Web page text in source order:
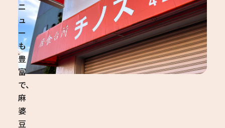
ニ
ュ
ー
も
豊
富
で、
麻
婆
豆